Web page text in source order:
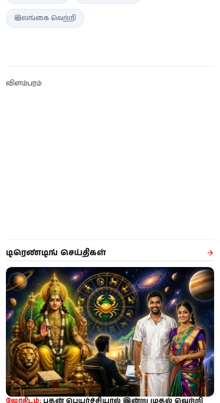
இலங்கை வெற்றி
விளம்பரம்
டிரெண்டிங் செய்திகள்
ஜோதிடம்: புதன் பெயர்ச்சியால் இன்று முதல் வெற்றி